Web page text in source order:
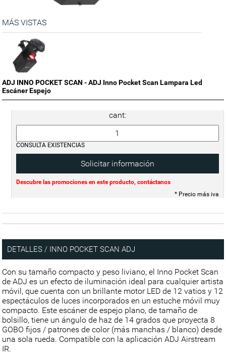
MÁS VISTAS
ADJ INNO POCKET SCAN - ADJ Inno Pocket Scan Lampara Led
Escáner Espejo
cant:
CONSULTA EXISTENCIAS
Solicitar información
Descubre las promociones en este producto, contáctanos
* Precio más iva
DETALLES / INNO POCKET SCAN ADJ
Con su tamaño compacto y peso liviano, el Inno Pocket Scan
de ADJ es un efecto de iluminación ideal para cualquier artista
móvil, que cuenta con un brillante motor LED de 12 vatios y 12
espectáculos de luces incorporados en un estuche móvil muy
compacto. Este escáner de espejo plano, de tamaño de
bolsillo, tiene un ángulo de haz de 14 grados que proyecta 8
GOBO fijos / patrones de color (más manchas / blanco) desde
una sola rueda. Compatible con la aplicación ADJ Airstream
IR.